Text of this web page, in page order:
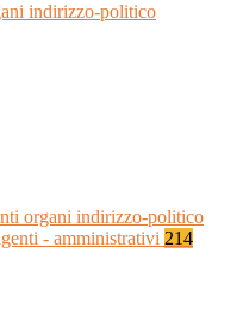
indirizzo-politico
organi indirizzo-politico
- amministrativi 214